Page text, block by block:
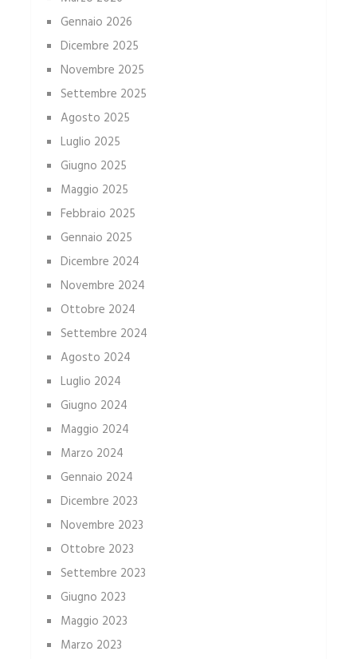
Gennaio 2026
Dicembre 2025
Novembre 2025
Settembre 2025
Agosto 2025
Luglio 2025
Giugno 2025
Maggio 2025
Febbraio 2025
Gennaio 2025
Dicembre 2024
Novembre 2024
Ottobre 2024
Settembre 2024
Agosto 2024
Luglio 2024
Giugno 2024
Maggio 2024
Marzo 2024
Gennaio 2024
Dicembre 2023
Novembre 2023
Ottobre 2023
Settembre 2023
Giugno 2023
Maggio 2023
Marzo 2023